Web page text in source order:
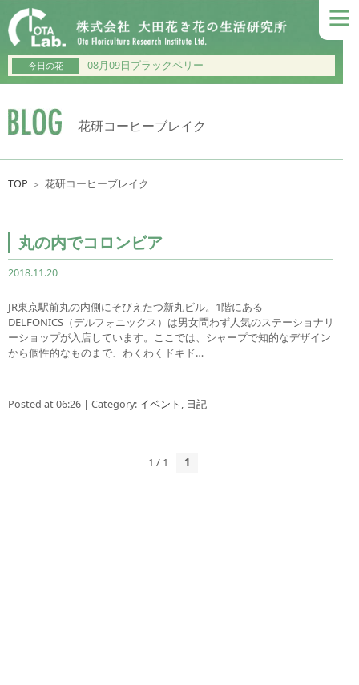
≡
今日の花 08月09日ブラックベリー
花研コーヒーブレイク
TOP ＞ 花研コーヒーブレイク
丸の内でコロンビア
2018.11.20
JR東京駅前丸の内側にそびえたつ新丸ビル。1階にある
DELFONICS（デルフォニックス）は男女問わず人気のステーショナリ
ーショップが入店しています。ここでは、シャープで知的なデザイン
から個性的なものまで、わくわくドキド…
Posted at 06:26 | Category: イベント , 日記
1 / 1 1